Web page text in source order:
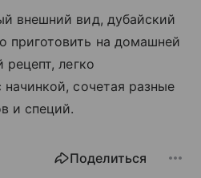
внешний вид, дубайский
приготовить на домашней
легко
сочетая разные
и специй.
Поделиться